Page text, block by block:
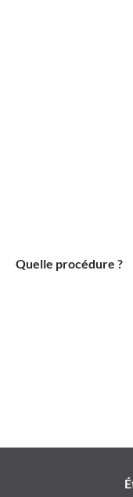
Quelle procédure ?